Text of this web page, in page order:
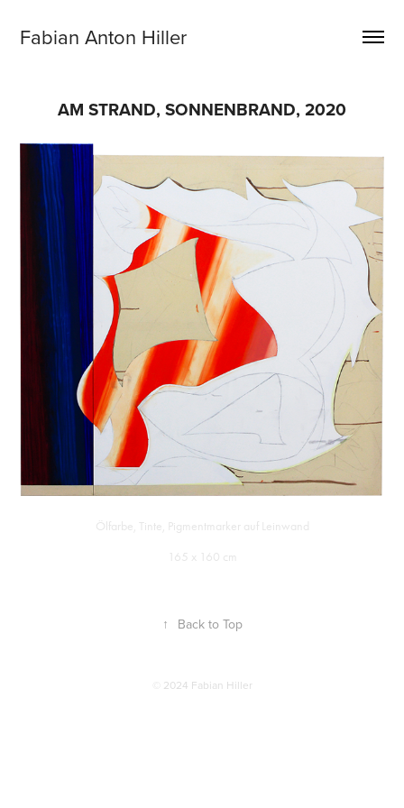
Fabian Anton Hiller
AM STRAND, SONNENBRAND, 2020
Ölfarbe, Tinte, Pigmentmarker auf Leinwand
165 x 160 cm
↑ Back to Top
© 2024 Fabian Hiller